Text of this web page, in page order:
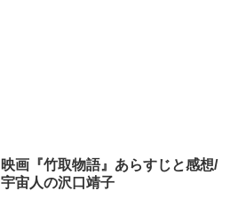
映画『竹取物語』あらすじと感想/
宇宙人の沢口靖子